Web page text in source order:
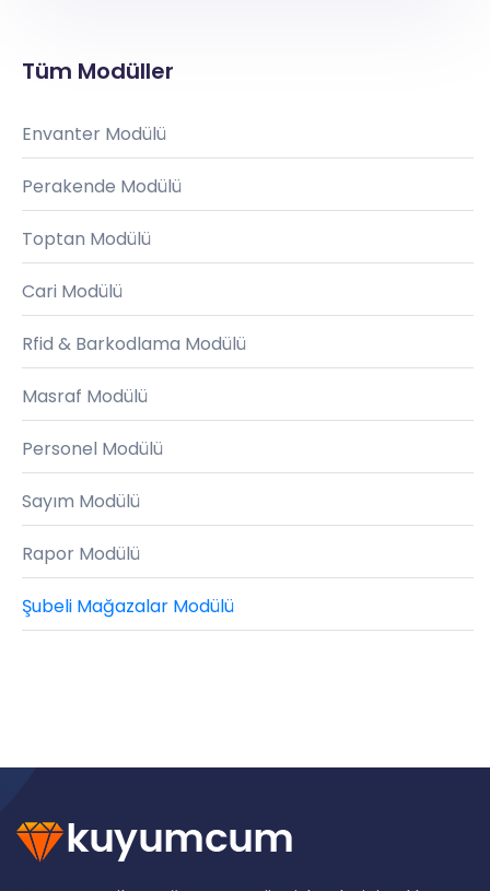
Tüm Modüller
Envanter Modülü
Perakende Modülü
Toptan Modülü
Cari Modülü
Rfid & Barkodlama Modülü
Masraf Modülü
Personel Modülü
Sayım Modülü
Rapor Modülü
Şubeli Mağazalar Modülü